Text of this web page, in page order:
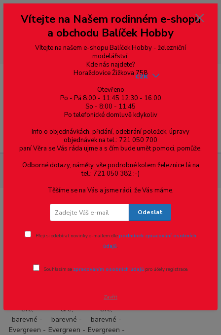
--- pro zákazníky ze Slovenska a jiných zemí, pokud chcete platit v eurech
přepněte si e-shop na euro 💶 pro přepočet měny - pravý horní roh ---
dobírky – pokud si z nějakého důvodu zásilku nevyzvednete, bude po
domluvě zaslána znovu s opětovnou platbou za poštovné, v opačném
případě bude zrušena a účet přidán na blacklist a rušeny následující
objednávky.
Menu
CZK
Materiál pro modelaření
Desky čiré, barevné - Evergreen - 150
Desky čiré, barevné - Evergreen - 150 x
Vítejte na Našem rodinném e-shopu
a obchodu Balíček Hobby
Vítejte na našem e-shopu Balíček Hobby - železniční
modelářství.
Kde nás najdete?
Horažďovice Žižkova 758
Otevřeno
Po - Pá 8:00 - 11:45 12:30 - 16:00
So - 8:00 - 11:45
Po telefonické domluvě kdykoliv
Info o objednávkách, přidání, odebrání položek, úpravy
objednávek na tel.: 721 050 700
paní Věra se Vás ráda ujme a s čím bude umět pomoci, pomůže.
Odborné dotazy, náměty, vše podrobné kolem železnice Já na
tel.: 721 050 382 :-)
Těšíme se na Vás a jsme rádi, že Vás máme.
Odeslat
Přeji si odebírat novinky e-mailem dlepodmínek zpracování osobních
údajů.
Souhlasím se zpracováním osobních údajů pro účely registrace.
Zavřít